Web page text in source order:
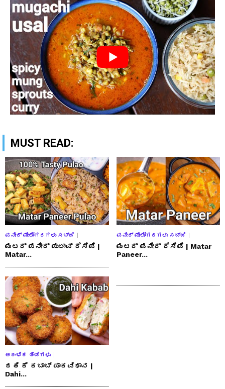
MUST READ:
ಪನೀರ್ ಮೇಲೋಗರಗಳು ಸಬ್ಜಿ
ಮಟರ್ ಪನೀರ್ ಪುಲಾವ್ ರೆಸಿಪಿ |
Matar...
ಪನೀರ್ ಮೇಲೋಗರಗಳು ಸಬ್ಜಿ
ಮಟರ್ ಪನೀರ್ ರೆಸಿಪಿ | Matar
Paneer...
ಆರಂಭಿಕ ತಿಂಡಿಗಳು
ದಹಿ ಕೆ ಕಬಾಬ್ ಪಾಕವಿಧಾನ |
Dahi...